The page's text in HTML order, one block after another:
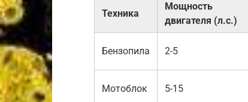
Техника
Мощность
двигателя (л.с.)
Бензопила 2-5
Мотоблок 5-15